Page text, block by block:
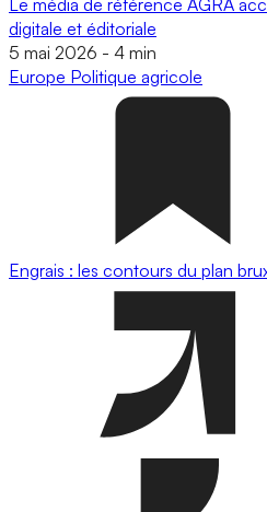
digitale et éditoriale
5 mai 2026 - 4 min
Europe Politique agricole
Engrais : les contours du plan